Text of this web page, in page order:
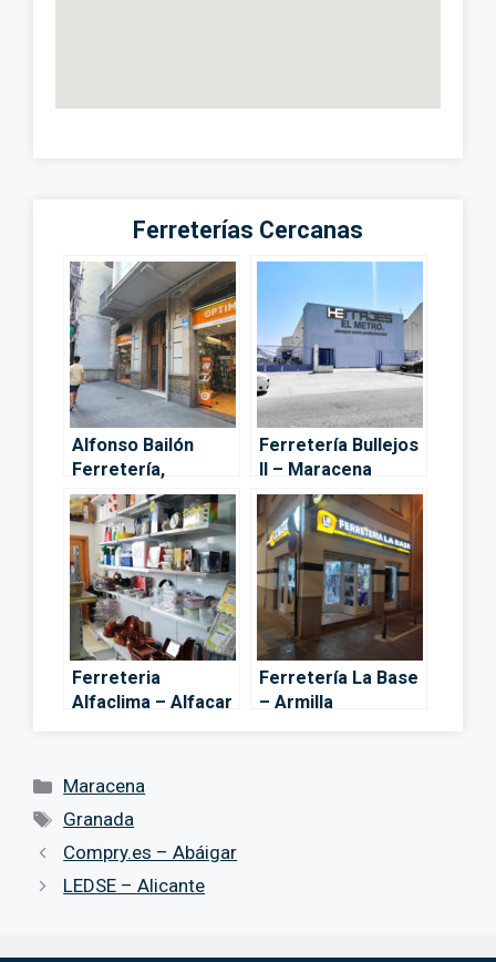
Ferreterías Cercanas
Alfonso Bailón
Ferretería,
Pinturas y
Decoración –
Maracena
Ferretería Bullejos
II – Maracena
Ferreteria
Alfaclima – Alfacar
Ferretería La Base
– Armilla
Categorías
Maracena
Etiquetas
Granada
Compry.es – Abáigar
LEDSE – Alicante